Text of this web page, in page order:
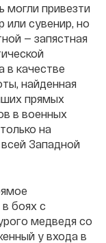
могли привезти
или сувенир, но
— запястная
в качестве
найденная
прямых
в военных
на
Западной
боях с
медведя со
у входа в